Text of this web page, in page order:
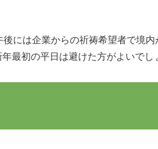
には企業からの祈祷希望者で境
最初の平日は避けた方がよいでし